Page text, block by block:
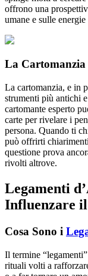
offrono una
umane e sulle
La Cartomanzia
La cartomanzia, e in
strumenti più antichi
cartomante esperto
carte per rivelare i
persona. Quando ti
può offrirti
questione prova
rivolti altrove.
Legamenti
Influenzare
Cosa Sono i
Il termine
rituali volti a